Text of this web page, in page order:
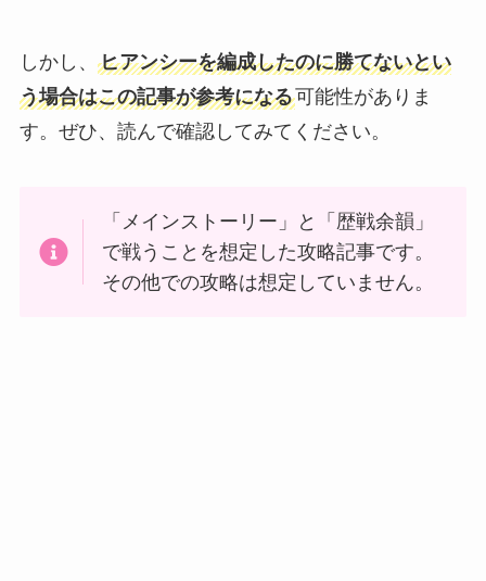
しかし、 ヒアンシーを編成したのに勝てないとい
う場合はこの記事が参考になる可能性がありま
す。ぜひ、読んで確認してみてください。
「メインストーリー」と「歴戦余韻」
で戦うことを想定した攻略記事です。
その他での攻略は想定していません。